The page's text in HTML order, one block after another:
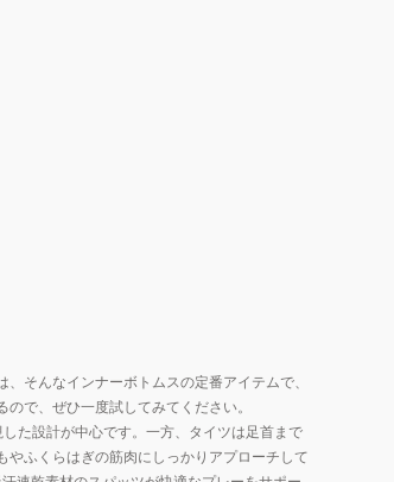
そんなインナーボトムスの定番アイテムで、
で、ぜひ一度試してみてください。
た設計が中心です。一方、タイツは足首まで
ふくらはぎの筋肉にしっかりアプローチして